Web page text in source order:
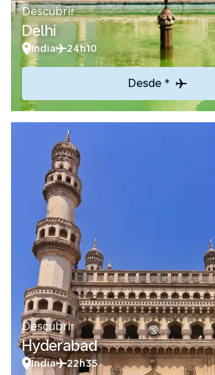
Descubrir
Delhi
India 24h10
Desde *
Descubrir
Hyderabad
India 22h35